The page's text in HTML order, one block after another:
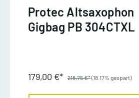
Protec Altsaxophon
Gigbag PB 304CTXL
179,00 €* 218,75 €*(18.17% gespart)